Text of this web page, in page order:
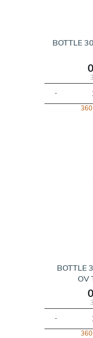
BOTTLE
-
360
BOTTLE
OV
-
360